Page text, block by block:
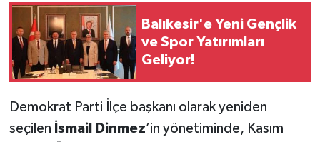
Balıkesir'e Yeni Gençlik
ve Spor Yatırımları
Geliyor!
Demokrat Parti İlçe başkanı olarak yeniden
seçilen İsmail Dinmez’in yönetiminde, Kasım